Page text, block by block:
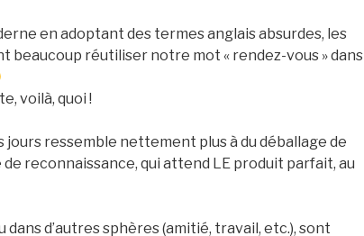
en adoptant des termes anglais absurdes, les
beaucoup réutiliser notre mot « rendez-vous » dans
voilà, quoi !
jours ressemble nettement plus à du déballage de
reconnaissance, qui attend LE produit parfait, au
d’autres sphères (amitié, travail, etc.), sont